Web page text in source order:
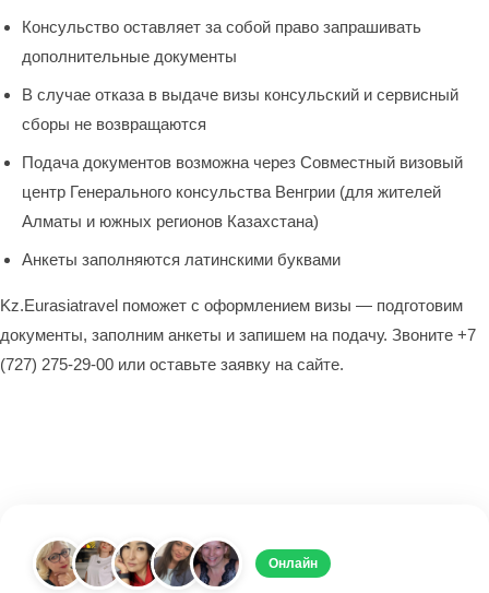
Консульство оставляет за собой право запрашивать
дополнительные документы
В случае отказа в выдаче визы консульский и сервисный
сборы не возвращаются
Подача документов возможна через Совместный визовый
центр Генерального консульства Венгрии (для жителей
Алматы и южных регионов Казахстана)
Анкеты заполняются латинскими буквами
Kz.Eurasiatravel поможет с оформлением визы — подготовим
документы, заполним анкеты и запишем на подачу. Звоните +7
(727) 275-29-00 или оставьте заявку на сайте.
Онлайн